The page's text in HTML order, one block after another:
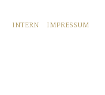
INTERN IMPRESSUM